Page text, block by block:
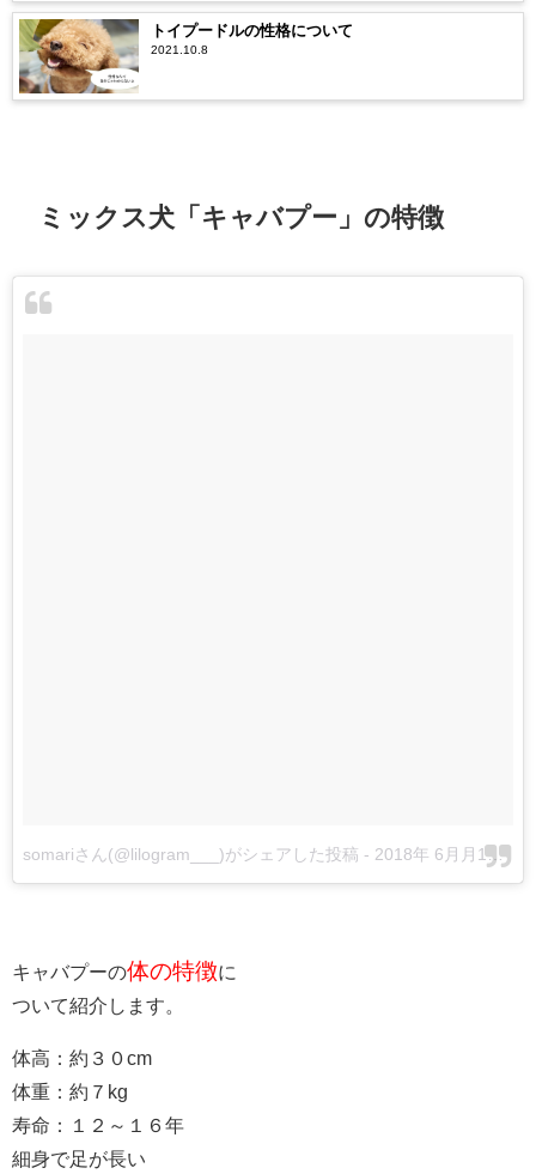
トイプードルの性格について
2021.10.8
ミックス犬「キャバプー」の特徴
somariさん(@lilogram___)がシェアした投稿 - 2018年 6月月1日午前3時38分PDT
キャバプーの体の特徴に
ついて紹介します。
体高：約３０cm
体重：約７kg
寿命：１２～１６年
細身で足が長い